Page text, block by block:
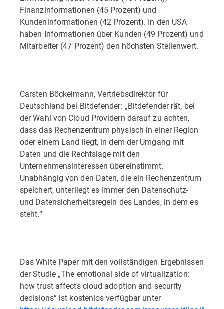
Finanzinformationen (45 Prozent) und
Kundeninformationen (42 Prozent). In den USA
haben Informationen über Kunden (49 Prozent) und
Mitarbeiter (47 Prozent) den höchsten Stellenwert.
Carsten Böckelmann, Vertriebsdirektor für
Deutschland bei Bitdefender: „Bitdefender rät, bei
der Wahl von Cloud Providern darauf zu achten,
dass das Rechenzentrum physisch in einer Region
oder einem Land liegt, in dem der Umgang mit
Daten und die Rechtslage mit den
Unternehmensinteressen übereinstimmt.
Unabhängig von den Daten, die ein Rechenzentrum
speichert, unterliegt es immer den Datenschutz-
und Datensicherheitsregeln des Landes, in dem es
steht.“
Das White Paper mit den vollständigen Ergebnissen
der Studie „The emotional side of virtualization:
how trust affects cloud adoption and security
decisions“ ist kostenlos verfügbar unter